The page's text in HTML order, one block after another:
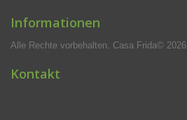
Informationen
Alle Rechte vorbehalten. Casa Frida© 2026
Kontakt